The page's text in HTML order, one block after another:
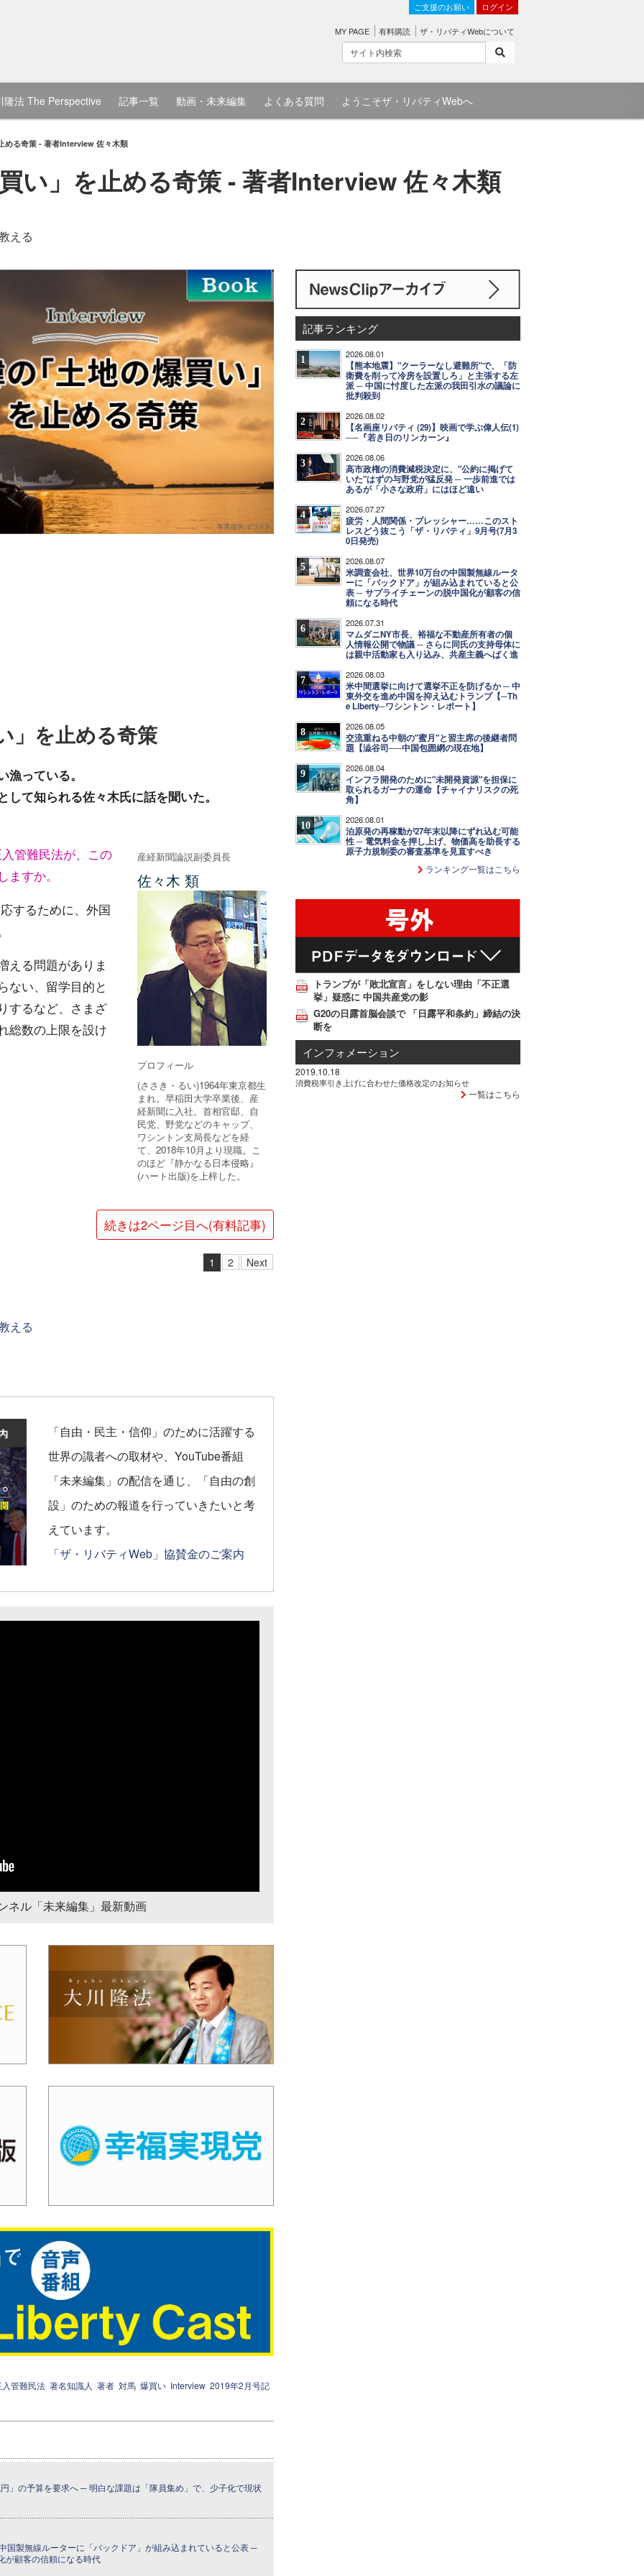
ご支援のお願い ログイン
MY PAGE 有料購読 ザ・リバティWebについて
隆法 The Perspective 記事一覧 動画・未来編集 よくある質問 ようこそザ・リバティWebへ
める奇策 - 著者Interview 佐々木類
い」を止める奇策 - 著者Interview 佐々木類
える
」を止める奇策
っている。
て知られる佐々木氏に話を聞いた。
産経新聞論説副委員長
佐々木 類
プロフィール
(ささき・るい)1964年東京都生
まれ。早稲田大学卒業後、産
経新聞に入社。首相官邸、自
民党、野党などのキャップ、
ワシントン支局長などを経
て、2018年10月より現職。こ
のほど『静かなる日本侵略』
(ハート出版)を上梓した。
管難民法が、この
すか。
するために、外国
える問題がありま
ない、留学目的と
するなど、さまざ
総数の上限を設け
続きは2ページ目へ(有料記事)
1 2 Next
える
「自由・民主・信仰」のために活躍する
世界の識者への取材や、YouTube番組
「未来編集」の配信を通じ、「自由の創
設」のための報道を行っていきたいと考
えています。
「ザ・リバティWeb」協賛金のご案内
ネル「未来編集」最新動画
入管難民法 著名知識人 著者 対馬 爆買い Interview 2019年2月号記
」の予算を要求へ ─ 明白な課題は「隊員集め」で、少子化で現状
国製無線ルーターに「バックドア」が組み込まれていると公表 ─
が顧客の信頼になる時代
記事ランキング
1 2026.08.01
【熊本地震】"クーラーなし避難所"で、「防
衛費を削って冷房を設置しろ」と主張する左
派 ─ 中国に忖度した左派の我田引水の議論に
批判殺到
2 2026.08.02
【名画座リバティ (29)】映画で学ぶ偉人伝(1)
──『若き日のリンカーン』
3 2026.08.06
高市政権の消費減税決定に、"公約に掲げて
いた"はずの与野党が猛反発 ─ 一歩前進では
あるが「小さな政府」にはほど遠い
4 2026.07.27
疲労・人間関係・プレッシャー……このスト
レスどう抜こう「ザ・リバティ」9月号(7月3
0日発売)
5 2026.08.07
米調査会社、世界10万台の中国製無線ルータ
ーに「バックドア」が組み込まれていると公
表 ─ サプライチェーンの脱中国化が顧客の信
頼になる時代
6 2026.07.31
マムダニNY市長、裕福な不動産所有者の個
人情報公開で物議 ─ さらに同氏の支持母体に
は親中活動家も入り込み、共産主義へばく進
7 2026.08.03
米中間選挙に向けて選挙不正を防げるか ─ 中
東外交を進め中国を抑え込むトランプ【─Th
e Liberty─ワシントン・レポート】
8 2026.08.05
交流重ねる中朝の"蜜月"と習主席の後継者問
題【澁谷司──中国包囲網の現在地】
9 2026.08.04
インフラ開発のために"未開発資源"を担保に
取られるガーナの運命【チャイナリスクの死
角】
10 2026.08.01
泊原発の再稼動が27年末以降にずれ込む可能
性 ─ 電気料金を押し上げ、物価高を助長する
原子力規制委の審査基準を見直すべき
ランキング一覧はこちら
トランプが「敗北宣言」をしない理由「不正選
挙」疑惑に 中国共産党の影
G20の日露首脳会談で 「日露平和条約」締結の決
断を
インフォメーション
2019.10.18
消費税率引き上げに合わせた価格改定のお知らせ
一覧はこちら